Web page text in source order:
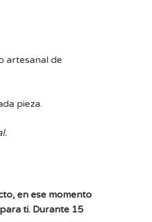
artesanal de
pieza.
en ese momento
ti. Durante 15